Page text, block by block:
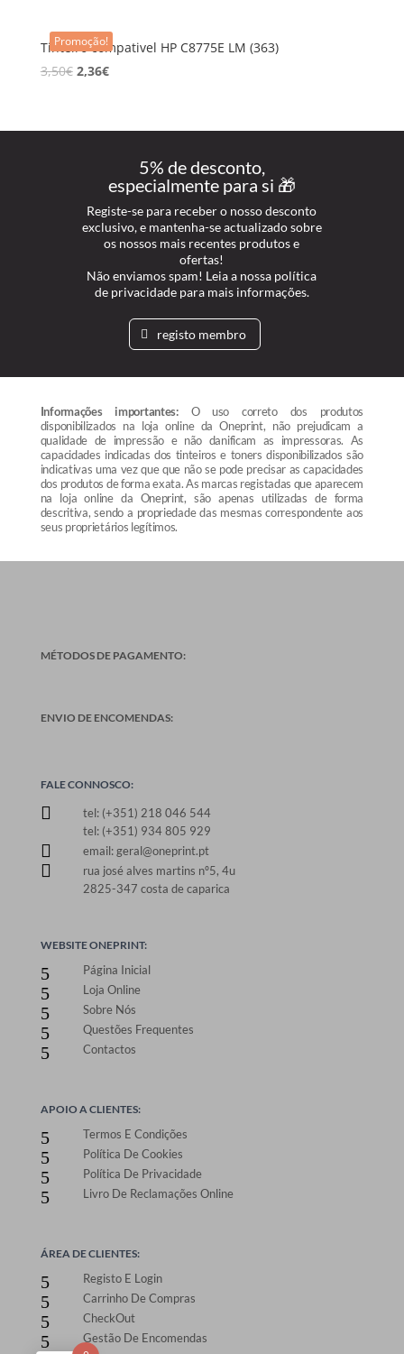
Promoção!
Tinteiro compativel HP C8775E LM (363)
3,50€ 2,36€
5% de desconto,
especialmente para si 🎁
Registe-se para receber o nosso desconto
exclusivo, e mantenha-se actualizado sobre
os nossos mais recentes produtos e
ofertas!
Não enviamos spam! Leia a nossa política
de privacidade para mais informações.
registo membro
Informações importantes: O uso correto dos produtos
disponibilizados na loja online da Oneprint, não prejudicam a
qualidade de impressão e não danificam as impressoras. As
capacidades indicadas dos tinteiros e toners disponibilizados são
indicativas uma vez que que não se pode precisar as capacidades
dos produtos de forma exata. As marcas registadas que aparecem
na loja online da Oneprint, são apenas utilizadas de forma
descritiva, sendo a propriedade das mesmas correspondente aos
seus proprietários legítimos.
MÉTODOS DE PAGAMENTO:
ENVIO DE ENCOMENDAS:
FALE CONNOSCO:

tel: (+351) 218 046 544
tel: (+351) 934 805 929
 email: geral@oneprint.pt

rua josé alves martins nº5, 4u
2825-347 costa de caparica
WEBSITE ONEPRINT:
5 Página Inicial
5 Loja Online
5 Sobre Nós
5 Questões Frequentes
5 Contactos
APOIO A CLIENTES:
5 Termos E Condições
5 Política De Cookies
5 Política De Privacidade
5 Livro De Reclamações Online
ÁREA DE CLIENTES:
5 Registo E Login
5 Carrinho De Compras
5 CheckOut
5 Gestão De Encomendas